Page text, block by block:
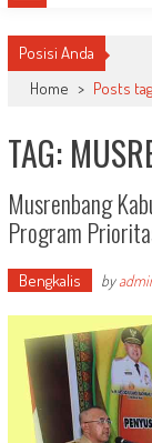
Posisi Anda
Home > Posts
TAG:
Musrenbang
Program
Bengkalis by